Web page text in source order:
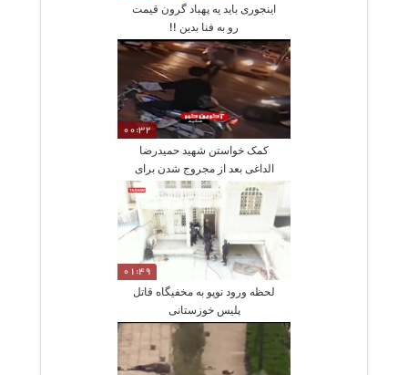
اینجوری باید یه پهباد گرون قیمت
رو به فنا بدین !!
00:32
کمک خواستن شهید حمیدرضا
الداغی بعد از مجروج شدن برای
رفتن به بیمارستان
01:49
لحظه ورود نوپو به مخفیگاه قاتل
پلیس خوزستانی